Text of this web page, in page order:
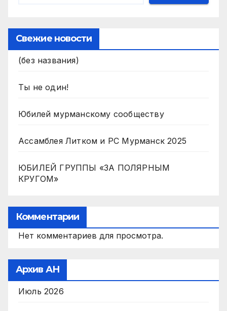
Свежие новости
(без названия)
Ты не один!
Юбилей мурманскому сообществу
Ассамблея Литком и РС Мурманск 2025
ЮБИЛЕЙ ГРУППЫ «ЗА ПОЛЯРНЫМ
КРУГОМ»
Комментарии
Нет комментариев для просмотра.
Архив АН
Июль 2026